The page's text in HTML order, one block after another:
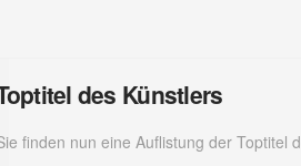
des Künstlers
finden nun eine Auflistung der Toptitel